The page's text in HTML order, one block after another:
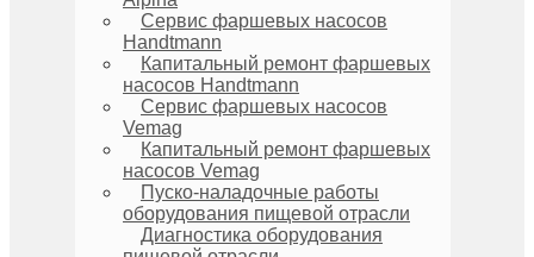
Сервис фаршевых насосов
Handtmann
Капитальный ремонт фаршевых
насосов Handtmann
Сервис фаршевых насосов
Vemag
Капитальный ремонт фаршевых
насосов Vemag
Пуско-наладочные работы
оборудования пищевой отрасли
Диагностика оборудования